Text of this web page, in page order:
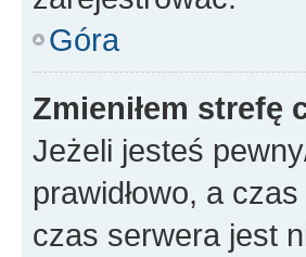
Góra
Zmieniłem strefę
Jeżeli jesteś
prawidłowo, a
czas serwera jest